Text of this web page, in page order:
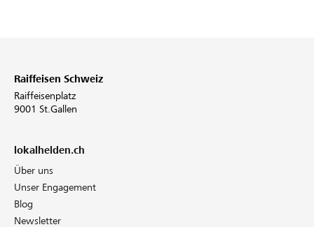
Raiffeisen Schweiz
Raiffeisenplatz
9001 St.Gallen
lokalhelden.ch
Über uns
Unser Engagement
Blog
Newsletter